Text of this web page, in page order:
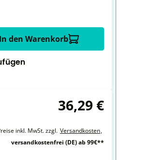
In den Warenkorb
36,29 €
inkl. MwSt. zzgl. Versandkosten,
versandkostenfrei (DE) ab 99€**